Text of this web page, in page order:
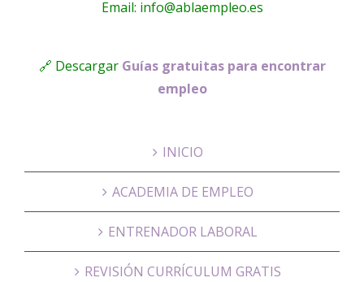
Email: info@ablaempleo.es
🔗 Descargar Guías gratuitas para encontrar
empleo
INICIO
ACADEMIA DE EMPLEO
ENTRENADOR LABORAL
REVISIÓN CURRÍCULUM GRATIS